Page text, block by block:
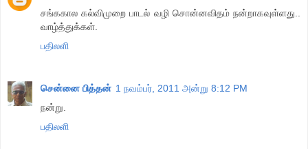
சங்ககால கல்விமுறை பாடல் வழி சொன்னவிதம் நன்றாகவுள்ளது..
வாழ்த்துக்கள்.
பதிலளி
சென்னை பித்தன் 1 நவம்பர், 2011 அன்று 8:12 PM
நன்று.
பதிலளி